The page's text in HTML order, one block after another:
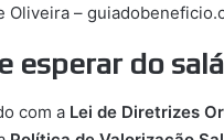
Oliveira –
esperar do
com a Lei de Diretrizes